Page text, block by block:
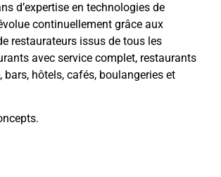
d’expertise en technologies de
continuellement grâce aux
restaurateurs issus de tous les
avec service complet, restaurants
bars, hôtels, cafés, boulangeries et